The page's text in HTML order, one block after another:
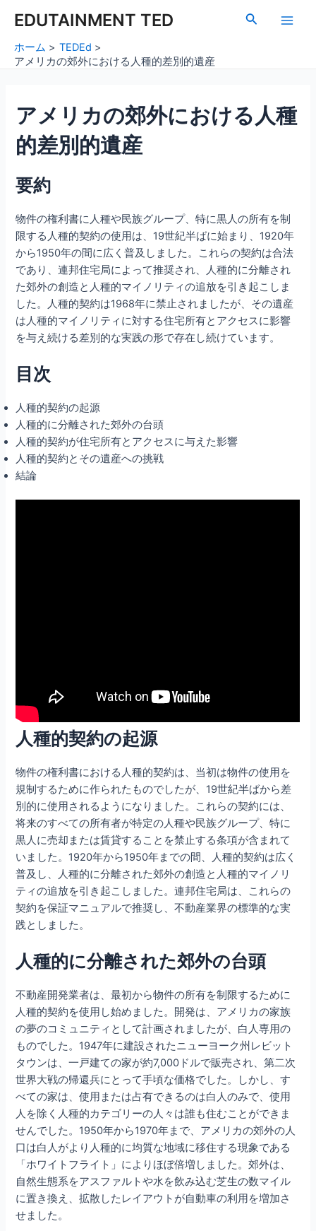
EDUTAINMENT TED
検
Main
ホーム
TEDEd
アメリカの郊外における人種的差別的遺産
アメリカの郊外における人種
的差別的遺産
要約
物件の権利書に人種や民族グループ、特に黒人の所有を制
限する人種的契約の使用は、19世紀半ばに始まり、1920年
から1950年の間に広く普及しました。これらの契約は合法
であり、連邦住宅局によって推奨され、人種的に分離され
た郊外の創造と人種的マイノリティの追放を引き起こしま
した。人種的契約は1968年に禁止されましたが、その遺産
は人種的マイノリティに対する住宅所有とアクセスに影響
を与え続ける差別的な実践の形で存在し続けています。
目次
人種的契約の起源
人種的に分離された郊外の台頭
人種的契約が住宅所有とアクセスに与えた影響
人種的契約とその遺産への挑戦
結論
人種的契約の起源
物件の権利書における人種的契約は、当初は物件の使用を
規制するために作られたものでしたが、19世紀半ばから差
別的に使用されるようになりました。これらの契約には、
将来のすべての所有者が特定の人種や民族グループ、特に
黒人に売却または賃貸することを禁止する条項が含まれて
いました。1920年から1950年までの間、人種的契約は広く
普及し、人種的に分離された郊外の創造と人種的マイノリ
ティの追放を引き起こしました。連邦住宅局は、これらの
契約を保証マニュアルで推奨し、不動産業界の標準的な実
践としました。
人種的に分離された郊外の台頭
不動産開発業者は、最初から物件の所有を制限するために
人種的契約を使用し始めました。開発は、アメリカの家族
の夢のコミュニティとして計画されましたが、白人専用の
ものでした。1947年に建設されたニューヨーク州レビット
タウンは、一戸建ての家が約7,000ドルで販売され、第二次
世界大戦の帰還兵にとって手頃な価格でした。しかし、す
べての家は、使用または占有できるのは白人のみで、使用
人を除く人種的カテゴリーの人々は誰も住むことができま
せんでした。1950年から1970年まで、アメリカの郊外の人
口は白人がより人種的に均質な地域に移住する現象である
「ホワイトフライト」によりほぼ倍増しました。郊外は、
自然生態系をアスファルトや水を飲み込む芝生の数マイル
に置き換え、拡散したレイアウトが自動車の利用を増加さ
せました。
navigation